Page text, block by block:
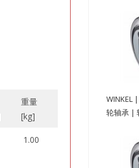
重量
[kg]
1.00
WINKEL
轮轴承 |